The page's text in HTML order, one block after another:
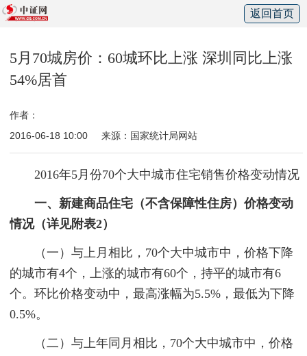
返回首页
5月70城房价：60城环比上涨 深圳同比上涨
54%居首
作者：
2016-06-18 10:00
来源：国家统计局网站
2016年5月份70个大中城市住宅销售价格变动情况
一、新建商品住宅（不含保障性住房）价格变动
情况（详见附表2）
（一）与上月相比，70个大中城市中，价格下降
的城市有4个，上涨的城市有60个，持平的城市有6
个。环比价格变动中，最高涨幅为5.5%，最低为下降
0.5%。
（二）与上年同月相比，70个大中城市中，价格